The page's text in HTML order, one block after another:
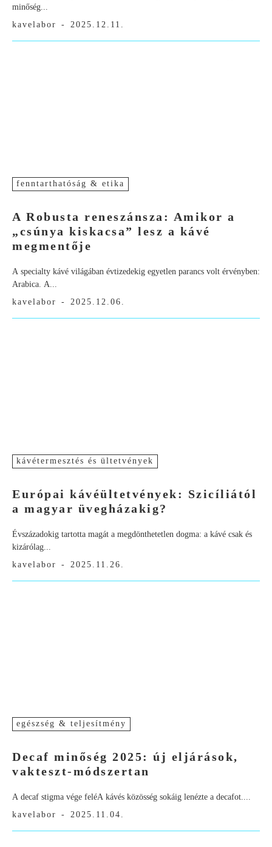
minőség...
kavelabor
- 2025.12.11.
fenntarthatóság & etika
A Robusta reneszánsza: Amikor a
„csúnya kiskacsa” lesz a kávé
megmentője
A specialty kávé világában évtizedekig egyetlen parancs volt érvényben:
Arabica. A...
kavelabor
- 2025.12.06.
kávétermesztés és ültetvények
Európai kávéültetvények: Szicíliától
a magyar üvegházakig?
Évszázadokig tartotta magát a megdönthetetlen dogma: a kávé csak és
kizárólag...
kavelabor
- 2025.11.26.
egészség & teljesítmény
Decaf minőség 2025: új eljárások,
vakteszt-módszertan
A decaf stigma vége feléA kávés közösség sokáig lenézte a decafot....
kavelabor
- 2025.11.04.